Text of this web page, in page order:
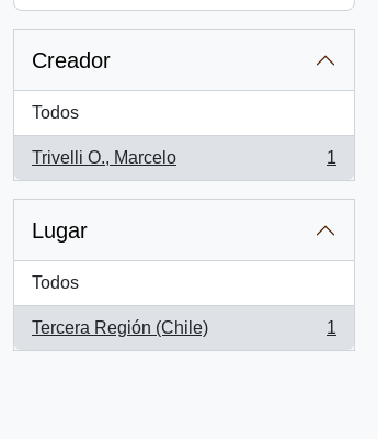
Creador
Todos
Trivelli O., Marcelo
, 1 resultados
1
Lugar
Todos
Tercera Región (Chile)
, 1 resultados
1